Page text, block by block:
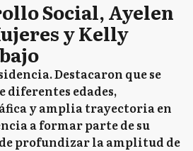
Social, Ayelen
y Kelly
Destacaron que se
diferentes edades,
y amplia trayectoria en
a formar parte de su
profundizar la amplitud de